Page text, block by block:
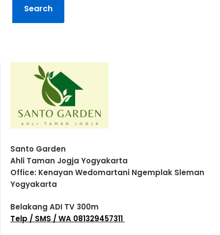
Santo Garden
Ahli Taman Jogja Yogyakarta
Office: Kenayan Wedomartani Ngemplak Sleman
Yogyakarta
Belakang ADI TV 300m
Telp / SMS / WA 081329457311